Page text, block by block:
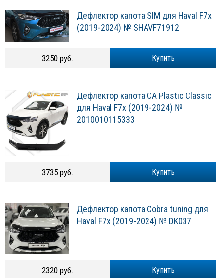
Дефлектор капота SIM для Haval F7x
(2019-2024) № SHAVF71912
Купить
3250 руб.
Дефлектор капота CA Plastic Classic
для Haval F7x (2019-2024) №
2010010115333
Купить
3735 руб.
Дефлектор капота Cobra tuning для
Haval F7x (2019-2024) № DK037
Купить
2320 руб.